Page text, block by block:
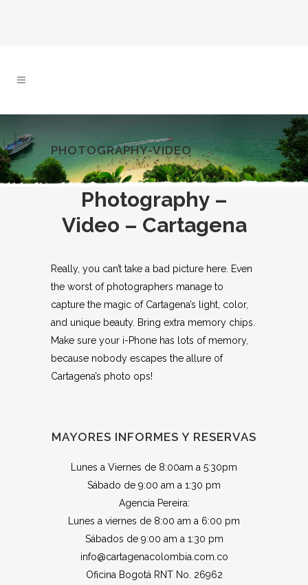
PHOTOGRAPHY-VIDEO
Photography –
Video – Cartagena
Really, you can’t take a bad picture here. Even
the worst of photographers manage to
capture the magic of Cartagena’s light, color,
and unique beauty. Bring extra memory chips.
Make sure your i-Phone has lots of memory,
because nobody escapes the allure of
Cartagena’s photo ops!
MAYORES INFORMES Y RESERVAS
Lunes a Viernes de 8:00am a 5:30pm
Sábado de 9:00 am a 1:30 pm
Agencia Pereira:
Lunes a viernes de 8:00 am a 6:00 pm
Sábados de 9:00 am a 1:30 pm
info@cartagenacolombia.com.co
Oficina Bogotá RNT No. 26962